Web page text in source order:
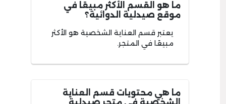
ما هو القسم الأكثر مبيعًا في
موقع صيدلية الدوائية؟
يعتبر قسم العناية الشخصية هو الأكثر
مبيعًا في المتجر.
ما هي محتويات قسم العناية